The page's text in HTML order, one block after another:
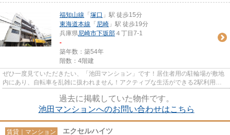
福知山線 「 塚口 」駅 徒歩15分
東海道本線 「 尼崎 」駅 徒歩19分
兵庫県尼崎市下坂部 ４丁目7-1
-
築年数：築54年
階数：4階建
ぜひ一度見ていただきたい、「池田マンション」です！居住者用の駐輪場が敷地
内にあり、自転車を乱雑に扱われません！アクティブな生活ができる2駅利用可
過去に掲載していた物件です。
池田マンションへのお問い合わせはこちら
賃貸｜マンション エクセルハイツ